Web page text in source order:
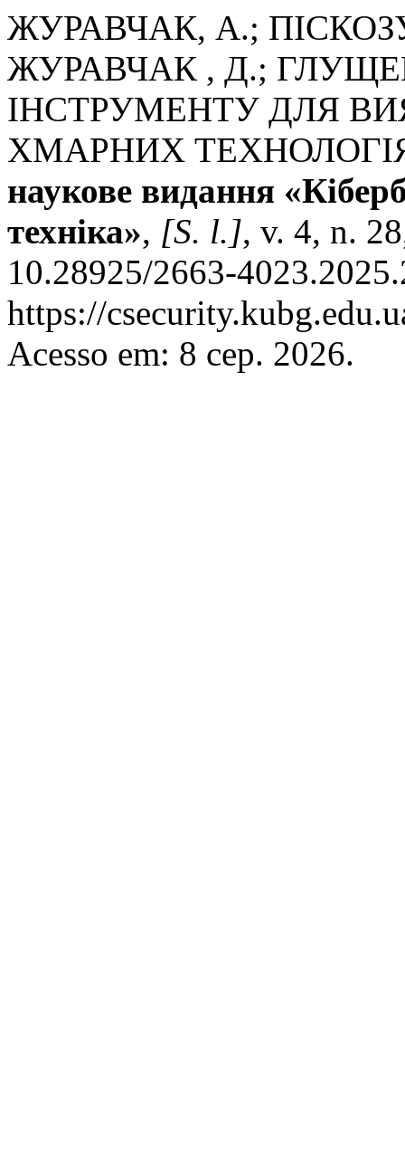
ЖУРАВЧАК, А.;
ЖУРАВЧАК , Д.;
ІНСТРУМЕНТУ ДЛЯ
ХМАРНИХ
наукове видання
техніка», [S. l.], v. 4, n.
10.28925/2663-
https://
Acesso em: 8 сер. 2026.